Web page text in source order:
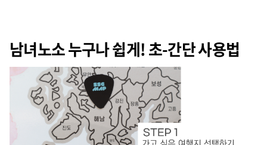
남녀노소 누구나 쉽게! 초-간단 사용법